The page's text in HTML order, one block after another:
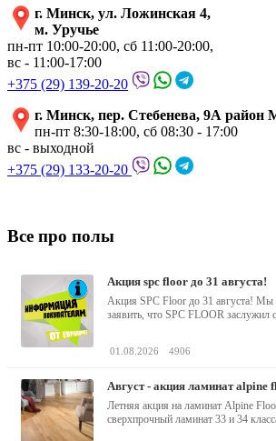
г. Минск, ул. Ложинская 4,
м. Уручье
пн-пт 10:00-20:00, сб 11:00-20:00,
вс - 11:00-17:00
+375 (29) 139-20-20
г. Минск, пер. Стебенева, 9А
пн-пт 8:30-18:00, сб 08:30 - 17:00
вс - выходной
+375 (29) 133-20-20
Все про полы
акция spc floor до 31 августа!
Акция SPC Floor до 31 августа!
заявить, что SPC FLOOR заслужил
01.08.2026 4906
август - акция ламинат alpine
Летняя акция на ламинат Alpine
сверхпрочный ламинат 33 и 34